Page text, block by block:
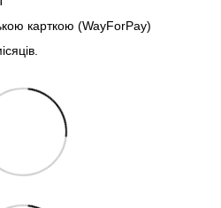
карткою (WayForPay)